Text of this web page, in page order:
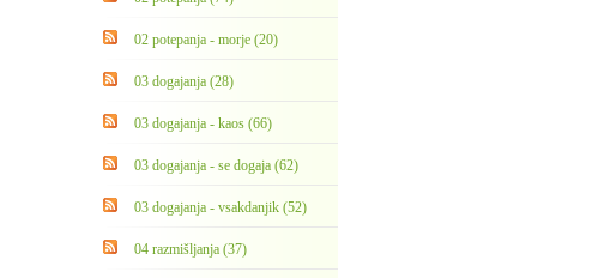
02 potepanja - morje (20)
03 dogajanja (28)
03 dogajanja - kaos (66)
03 dogajanja - se dogaja (62)
03 dogajanja - vsakdanjik (52)
04 razmišljanja (37)